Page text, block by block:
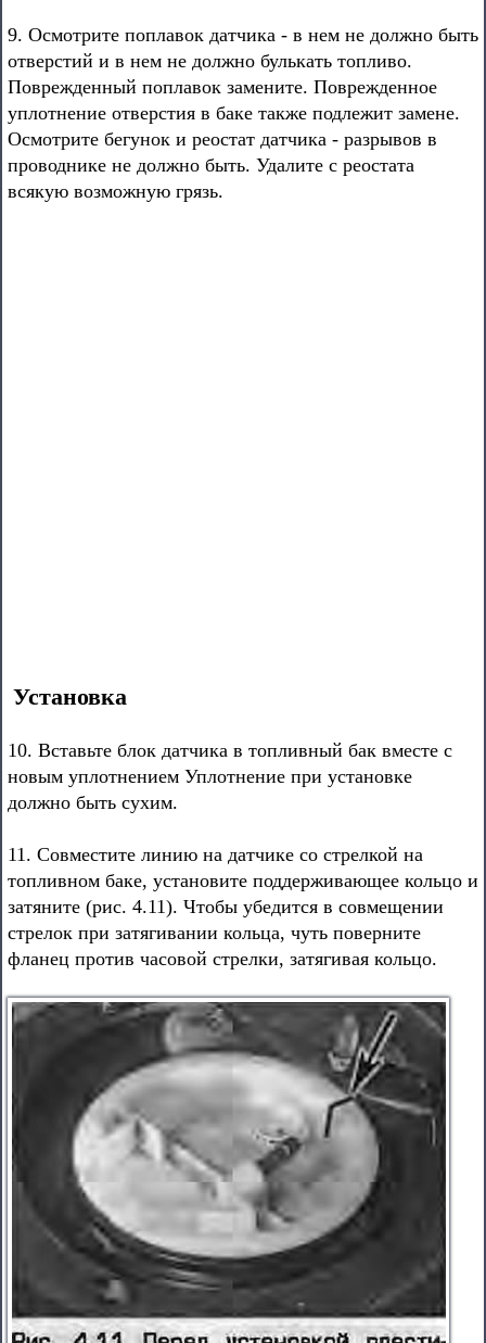
9. Осмотрите поплавок датчика - в нем не должно быть
отверстий и в нем не должно булькать топливо.
Поврежденный поплавок замените. Поврежденное
уплотнение отверстия в баке также подлежит замене.
Осмотрите бегунок и реостат датчика - разрывов в
проводнике не должно быть. Удалите с реостата
всякую возможную грязь.
Установка
10. Вставьте блок датчика в топливный бак вместе с
новым уплотнением Уплотнение при установке
должно быть сухим.
11. Совместите линию на датчике со стрелкой на
топливном баке, установите поддерживающее кольцо и
затяните (рис. 4.11). Чтобы убедится в совмещении
стрелок при затягивании кольца, чуть поверните
фланец против часовой стрелки, затягивая кольцо.